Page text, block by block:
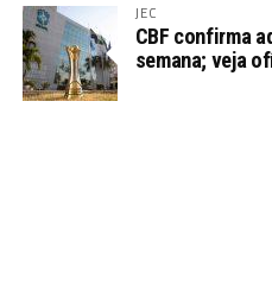
JEC
CBF confirma
semana; veja